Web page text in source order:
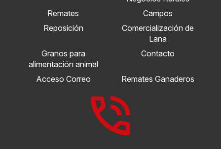
Remates
Campos
Reposición
Comercialización de
Lana
Granos para
alimentación animal
Contacto
Acceso Correo Remates Ganaderos